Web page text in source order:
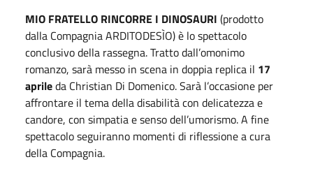
MIO FRATELLO RINCORRE I DINOSAURI (prodotto
dalla Compagnia ARDITODESÌO)è lo spettacolo
conclusivodella rassegna. Tratto dall’omonimo
romanzo, sarà messo in scena in doppia replica il 17
aprileda Christian Di Domenico. Sarà l’occasione per
affrontare il tema della disabilità con delicatezza e
candore, con simpatia e senso dell’umorismo. A fine
spettacolo seguiranno momenti di riflessione a cura
della Compagnia.